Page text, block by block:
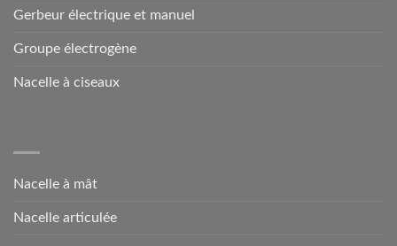
Gerbeur électrique et manuel
Groupe électrogène
Nacelle à ciseaux
Nacelle à mât
Nacelle articulée